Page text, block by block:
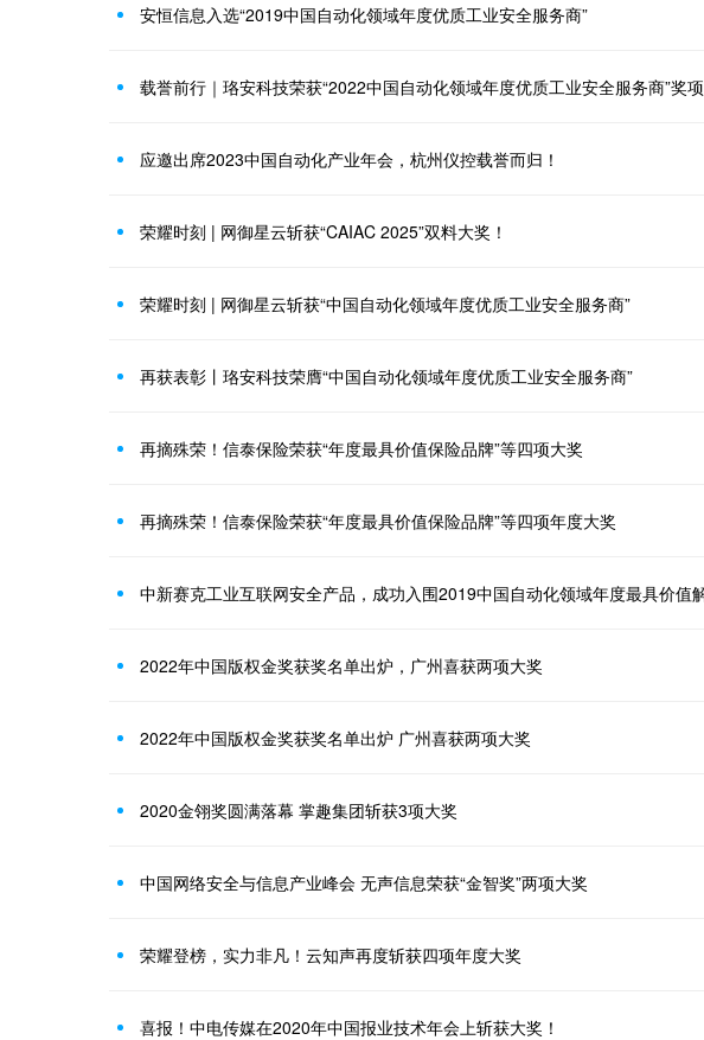
安恒信息入选“2019中国自动化领域年度优质工业安全服务商”
载誉前行｜珞安科技荣获“2022中国自动化领域年度优质工业安全服务商”奖项
应邀出席2023中国自动化产业年会，杭州仪控载誉而归！
荣耀时刻 | 网御星云斩获“CAIAC 2025”双料大奖！
荣耀时刻 | 网御星云斩获“中国自动化领域年度优质工业安全服务商”
再获表彰丨珞安科技荣膺“中国自动化领域年度优质工业安全服务商”
再摘殊荣！信泰保险荣获“年度最具价值保险品牌”等四项大奖
再摘殊荣！信泰保险荣获“年度最具价值保险品牌”等四项年度大奖
2022年中国版权金奖获奖名单出炉，广州喜获两项大奖
2022年中国版权金奖获奖名单出炉 广州喜获两项大奖
2020金翎奖圆满落幕 掌趣集团斩获3项大奖
中国网络安全与信息产业峰会 无声信息荣获“金智奖”两项大奖
荣耀登榜，实力非凡！云知声再度斩获四项年度大奖
喜报！中电传媒在2020年中国报业技术年会上斩获大奖！